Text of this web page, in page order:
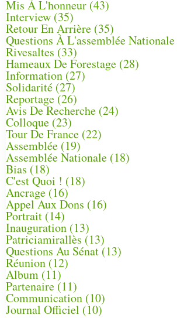
Mis À L'honneur (43)
Interview (35)
Retour En Arrière (35)
Questions À L'assemblée Nationale
Rivesaltes (33)
Hameaux De Forestage (28)
Information (27)
Solidarité (27)
Reportage(26)
Avis De Recherche (24)
Colloque (23)
Tour De France (22)
Assemblée (19)
Assemblée Nationale (18)
Bias (18)
C'est Quoi ! (18)
Ancrage (16)
Appel Aux Dons (16)
Portrait (14)
Inauguration (13)
Patriciamirallès (13)
Questions Au Sénat(13)
Réunion (12)
Album (11)
Partenaire(11)
Communication (10)
Journal Officiel (10)